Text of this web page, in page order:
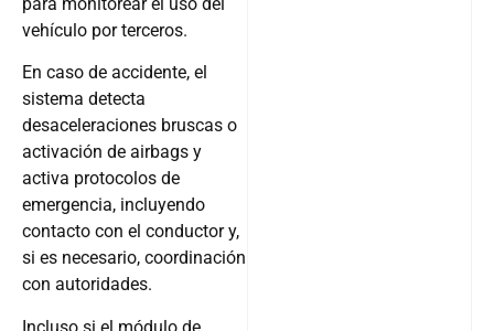
vehículo por terceros.
En caso de accidente, el
sistema detecta
desaceleraciones bruscas o
activación de airbags y
activa protocolos de
emergencia, incluyendo
contacto con el conductor y,
si es necesario, coordinación
con autoridades.
Incluso si el módulo de